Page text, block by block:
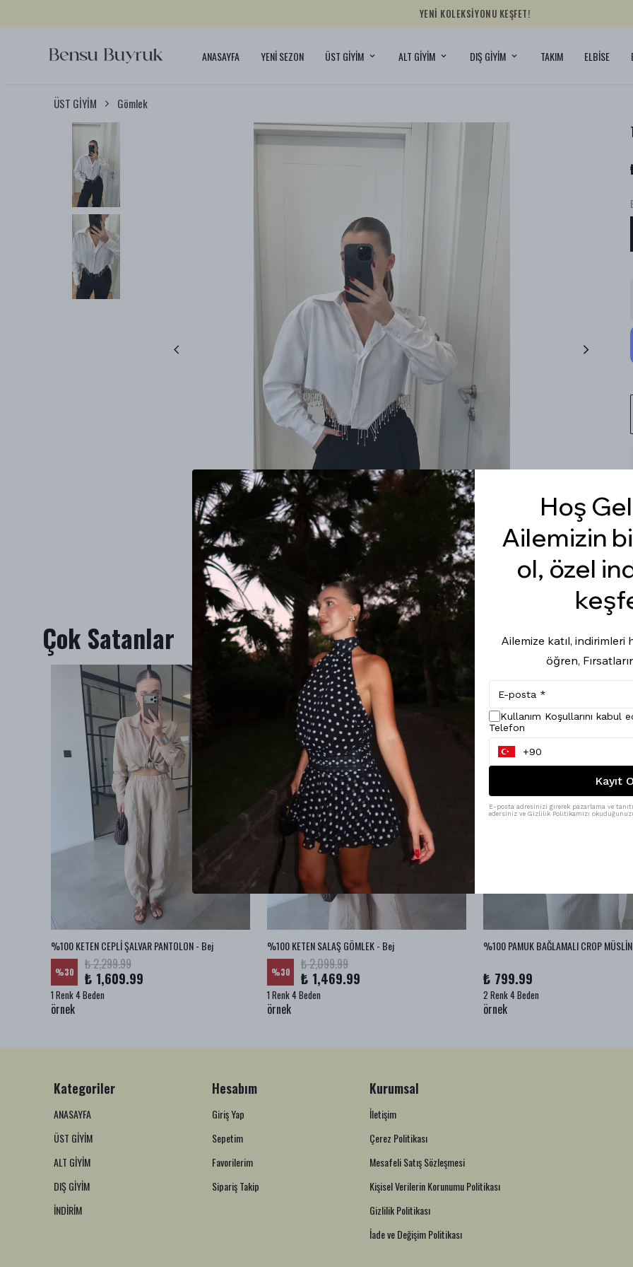
YENİ KOLEKSİYONU KEŞFET!
ANASAYFA YENİ SEZON ÜST GİYİM ALT GİYİM DIŞ GİYİM TAKIM ELBİSE
ÜST GİYİM Gömlek
Çok Satanlar
%100 KETEN CEPLİ ŞALVAR PANTOLON - Bej
%30 ₺ 2,299.99
₺ 1,609.99
1 Renk 4 Beden
örnek
%100 KETEN SALAŞ GÖMLEK - Bej
%30 ₺ 2,099.99
₺ 1,469.99
1 Renk 4 Beden
örnek
₺ 799.99
2 Renk 4 Beden
örnek
Kategoriler
ANASAYFA
ÜST GİYİM
ALT GİYİM
DIŞ GİYİM
İNDİRİM
Hesabım
Giriş Yap
Sepetim
Favorilerim
Sipariş Takip
Kurumsal
İletişim
Çerez Politikası
Mesafeli Satış Sözleşmesi
Kişisel Verilerin Korunumu Politikası
Gizlilik Politikası
İade ve Değişim Politikası
Hoş
Ailemizin
ol, özel
Ailemize katıl, indirimleri
öğren,
Kullanım Koşullarını kabul
Telefon
Kayıt
E-posta adresinizi girerek pazarlama ve
edersiniz ve Gizlilik Politikamızı